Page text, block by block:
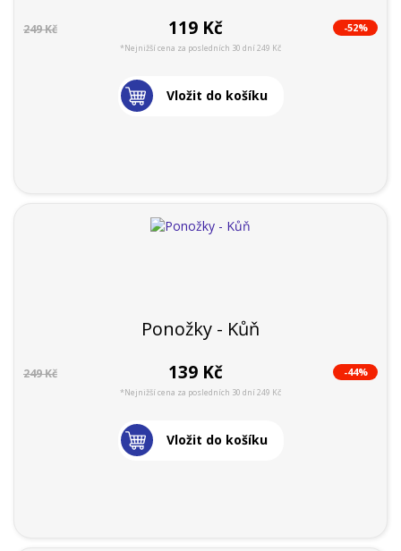
249 Kč 119 Kč -52%
*Nejnižší cena za posledních 30 dní 249 Kč
Vložit do košíku
Ponožky - Kůň
249 Kč 139 Kč -44%
*Nejnižší cena za posledních 30 dní 249 Kč
Vložit do košíku